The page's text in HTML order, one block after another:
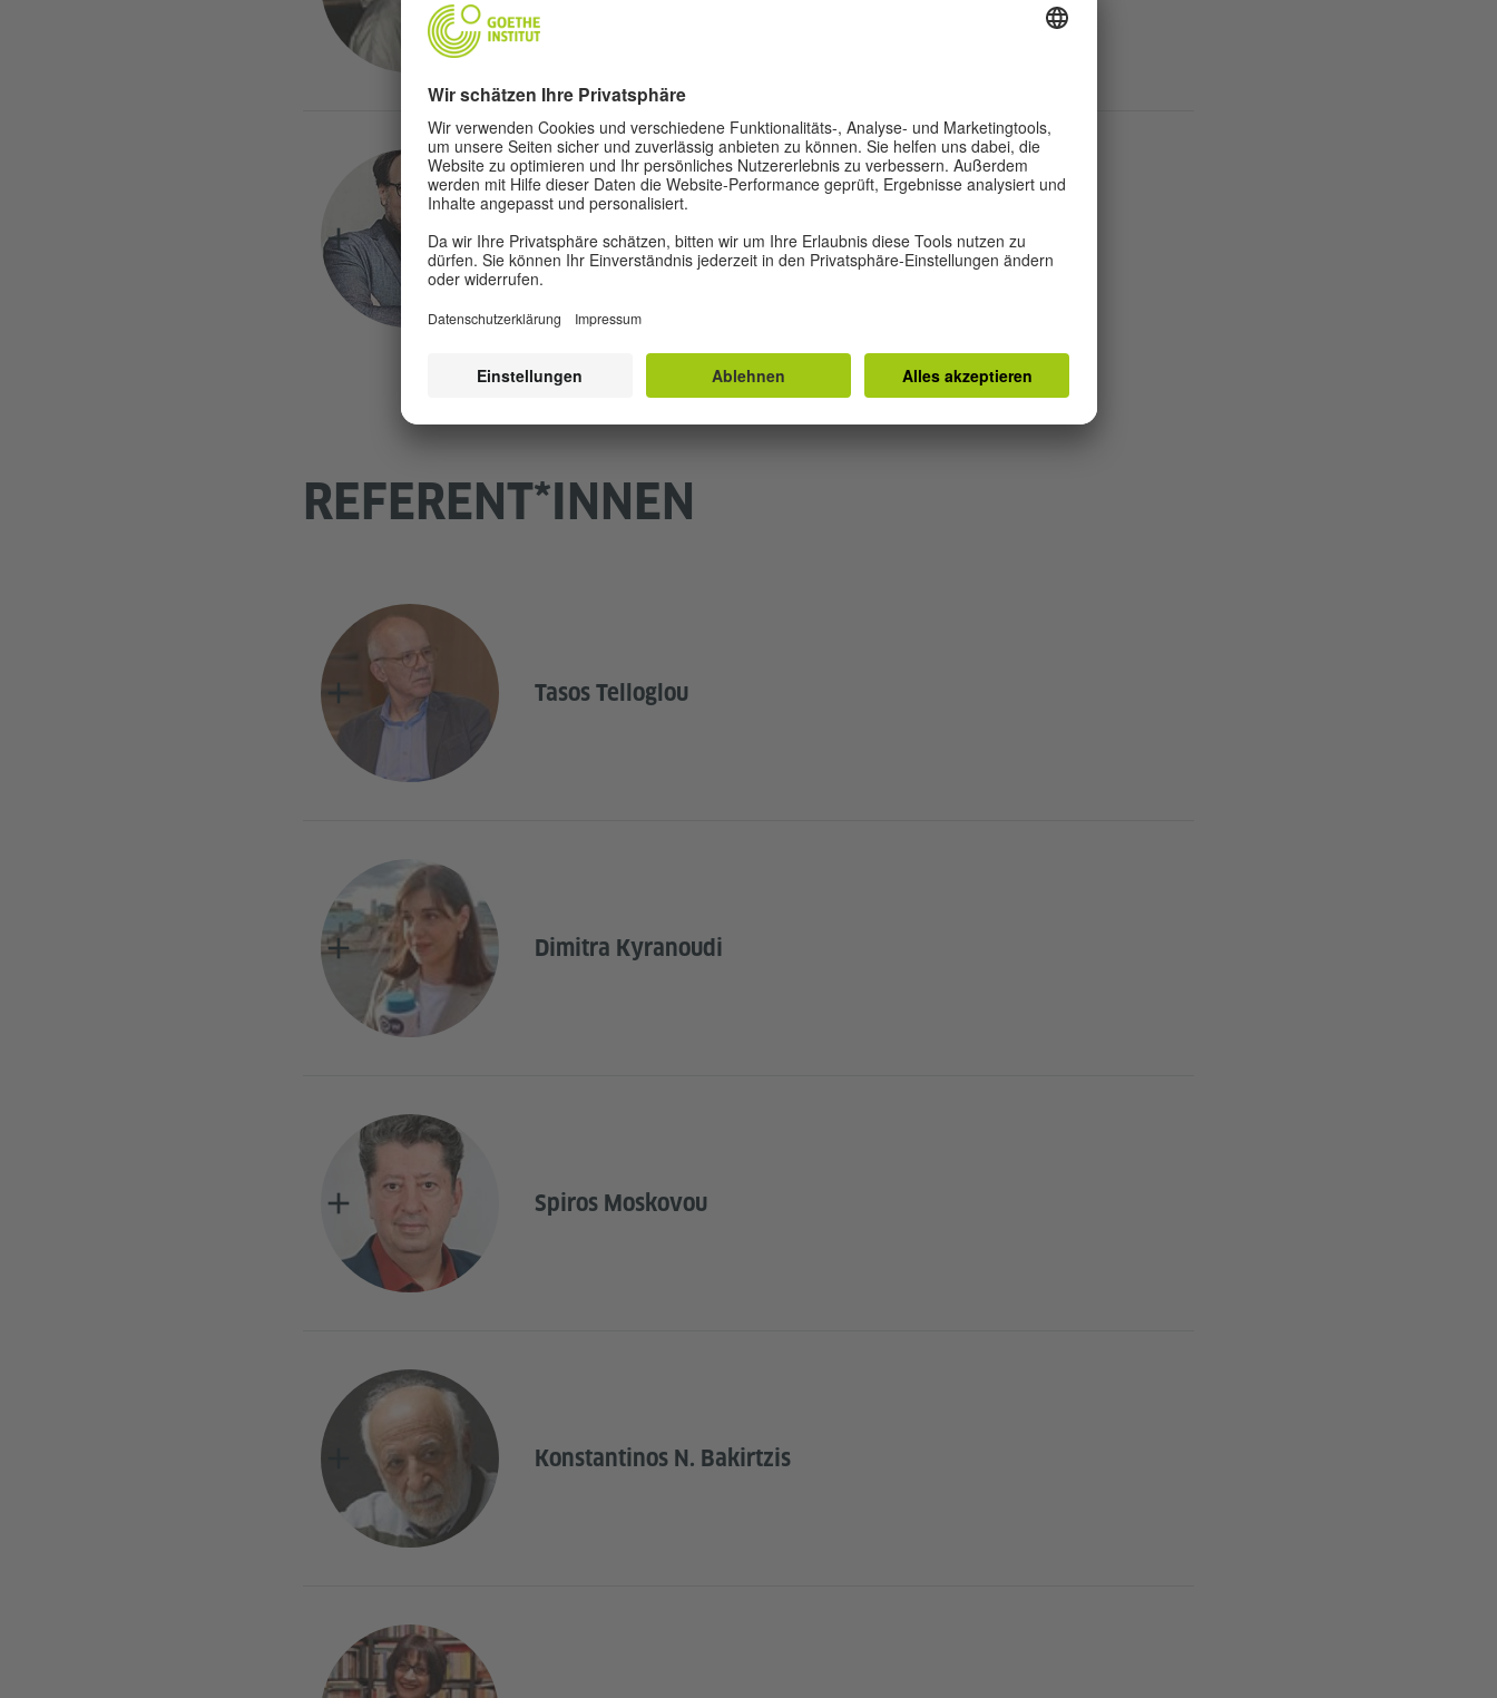
Carsten Henn
REFERENT*INNEN
Tasos Telloglou
Dimitra Kyranoudi
Spiros Moskovou
Konstantinos N. Bakirtzis